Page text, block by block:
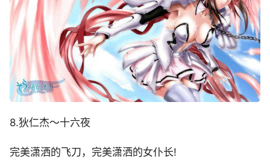
8.狄仁杰～十六夜
完美潇洒的飞刀，完美潇洒的女仆长!